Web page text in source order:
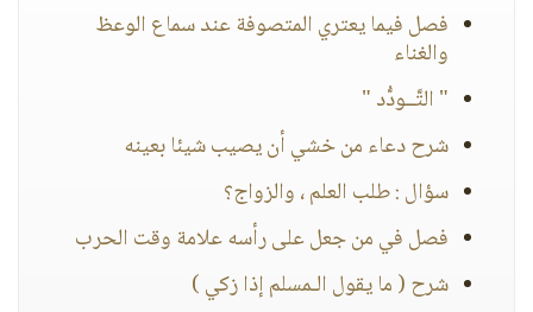
فصل فيما يعتري المتصوفة عند سماع الوعظ
والغناء
" التَّــودُّد "
شرح دعاء من خشي أن يصيب شيئا بعينه
سؤال : طلب العلم ، والزواج؟
فصل في من جعل على رأسه علامة وقت الحرب
شرح ( ما يقول الـمسلم إذا زكي )